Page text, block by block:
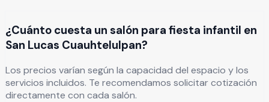
¿Cuánto cuesta un salón para fiesta infantil en
San Lucas Cuauhtelulpan?
Los precios varían según la capacidad del espacio y los
servicios incluidos. Te recomendamos solicitar cotización
directamente con cada salón.